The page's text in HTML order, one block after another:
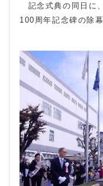
記念式典の同日に
100周年記念碑の除